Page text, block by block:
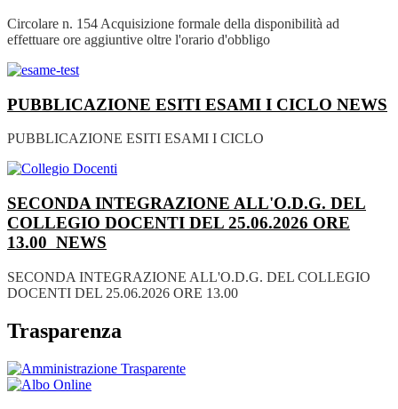
Circolare n. 154 Acquisizione formale della disponibilità ad
effettuare ore aggiuntive oltre l'orario d'obbligo
PUBBLICAZIONE ESITI ESAMI I CICLO NEWS
PUBBLICAZIONE ESITI ESAMI I CICLO
SECONDA INTEGRAZIONE ALL'O.D.G. DEL
COLLEGIO DOCENTI DEL 25.06.2026 ORE
13.00 NEWS
SECONDA INTEGRAZIONE ALL'O.D.G. DEL COLLEGIO
DOCENTI DEL 25.06.2026 ORE 13.00
Trasparenza